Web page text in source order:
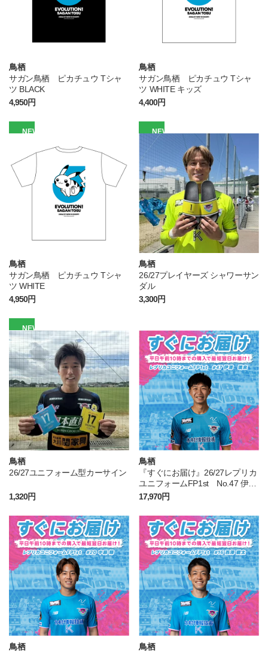
鳥栖
サガン鳥栖 ピカチュウ Tシャ
ツ BLACK
4,950円
鳥栖
サガン鳥栖 ピカチュウ Tシャ
ツ WHITE キッズ
4,400円
NEW
鳥栖
サガン鳥栖 ピカチュウ Tシャ
ツ WHITE
4,950円
NEW
鳥栖
26/27プレイヤーズ シャワーサン
ダル
3,300円
NEW
鳥栖
26/27ユニフォーム型カーサイン
1,320円
鳥栖
『すぐにお届け』26/27レプリカ
ユニフォームFP1st No.47 伊澤
璃来
17,970円
鳥栖
鳥栖